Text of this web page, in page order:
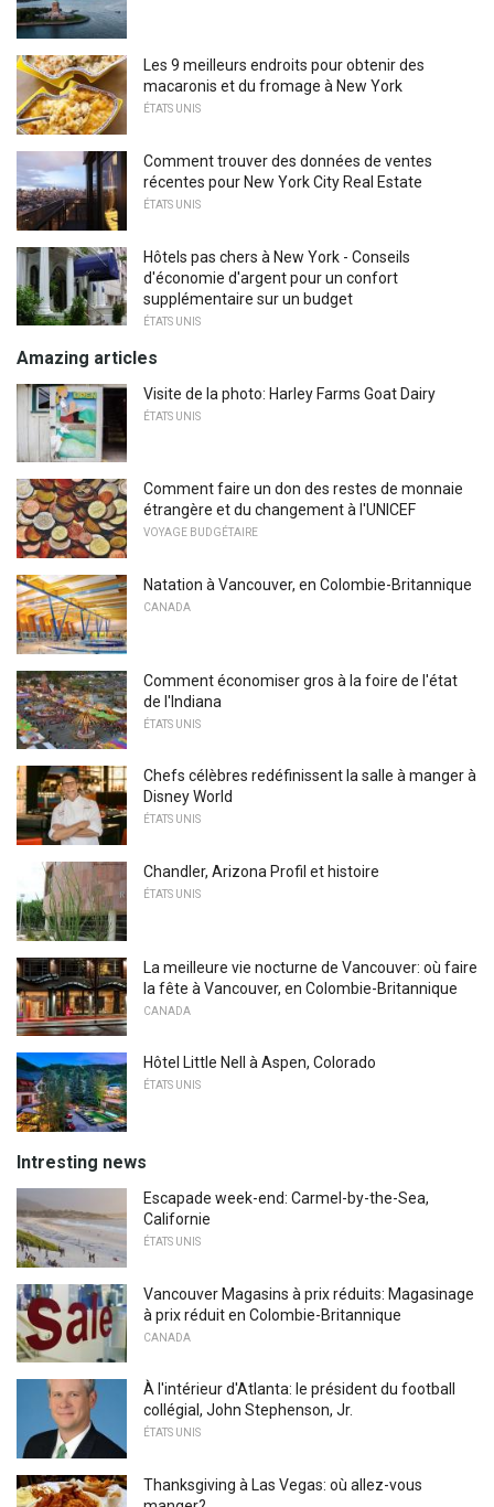
Les 9 meilleurs endroits pour obtenir des
macaronis et du fromage à New York
ÉTATS UNIS
Comment trouver des données de ventes
récentes pour New York City Real Estate
ÉTATS UNIS
Hôtels pas chers à New York - Conseils
d'économie d'argent pour un confort
supplémentaire sur un budget
ÉTATS UNIS
Amazing articles
Visite de la photo: Harley Farms Goat Dairy
ÉTATS UNIS
Comment faire un don des restes de monnaie
étrangère et du changement à l'UNICEF
VOYAGE BUDGÉTAIRE
Natation à Vancouver, en Colombie-Britannique
CANADA
Comment économiser gros à la foire de l'état
de l'Indiana
ÉTATS UNIS
Chefs célèbres redéfinissent la salle à manger à
Disney World
ÉTATS UNIS
Chandler, Arizona Profil et histoire
ÉTATS UNIS
La meilleure vie nocturne de Vancouver: où faire
la fête à Vancouver, en Colombie-Britannique
CANADA
Hôtel Little Nell à Aspen, Colorado
ÉTATS UNIS
Intresting news
Escapade week-end: Carmel-by-the-Sea,
Californie
ÉTATS UNIS
Vancouver Magasins à prix réduits: Magasinage
à prix réduit en Colombie-Britannique
CANADA
À l'intérieur d'Atlanta: le président du football
collégial, John Stephenson, Jr.
ÉTATS UNIS
Thanksgiving à Las Vegas: où allez-vous